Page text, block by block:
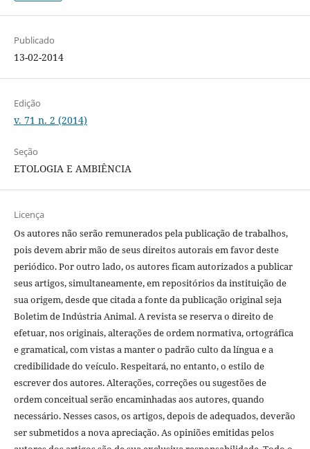
Publicado
13-02-2014
Edição
v. 71 n. 2 (2014)
Seção
ETOLOGIA E AMBIÊNCIA
Licença
Os autores não serão remunerados pela publicação de trabalhos,
pois devem abrir mão de seus direitos autorais em favor deste
periódico. Por outro lado, os autores ficam autorizados a publicar
seus artigos, simultaneamente, em repositórios da instituição de
sua origem, desde que citada a fonte da publicação original seja
Boletim de Indústria Animal. A revista se reserva o direito de
efetuar, nos originais, alterações de ordem normativa, ortográfica
e gramatical, com vistas a manter o padrão culto da língua e a
credibilidade do veículo. Respeitará, no entanto, o estilo de
escrever dos autores. Alterações, correções ou sugestões de
ordem conceitual serão encaminhadas aos autores, quando
necessário. Nesses casos, os artigos, depois de adequados, deverão
ser submetidos a nova apreciação. As opiniões emitidas pelos